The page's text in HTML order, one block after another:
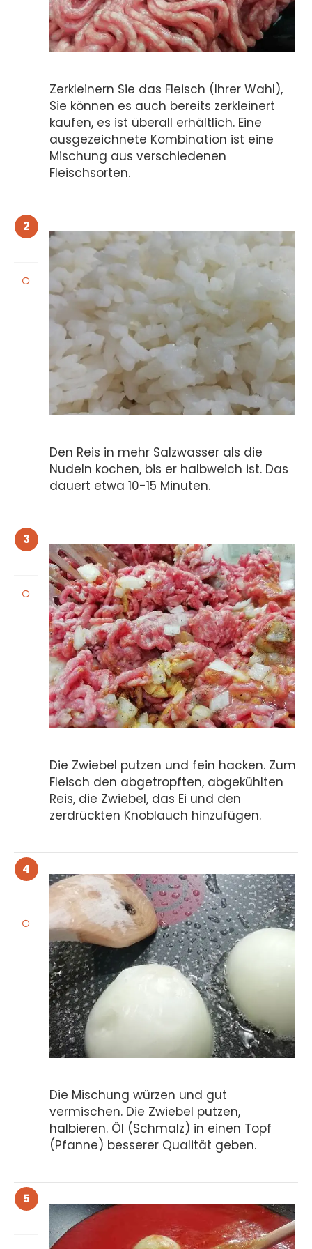
Zerkleinern Sie das Fleisch (Ihrer Wahl),
Sie können es auch bereits zerkleinert
kaufen, es ist überall erhältlich. Eine
ausgezeichnete Kombination ist eine
Mischung aus verschiedenen
Fleischsorten.
2
Den Reis in mehr Salzwasser als die
Nudeln kochen, bis er halbweich ist. Das
dauert etwa 10-15 Minuten.
3
Die Zwiebel putzen und fein hacken. Zum
Fleisch den abgetropften, abgekühlten
Reis, die Zwiebel, das Ei und den
zerdrückten Knoblauch hinzufügen.
4
Die Mischung würzen und gut
vermischen. Die Zwiebel putzen,
halbieren. Öl (Schmalz) in einen Topf
(Pfanne) besserer Qualität geben.
5